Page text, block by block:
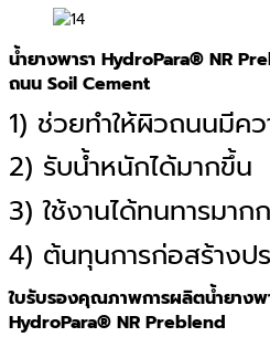
น้ำยางพารา HydroPara® NR
ถนน Soil Cement
1) ช่วยทำให้ผิวถนนมีค
2) รับน้ำหนักได้มากขึ้น
3) ใช้งานได้ทนทารมาก
4) ต้นทุนการก่อสร้างป
ใบรับรองคุณภาพการผลิตน้ำยางพ
HydroPara® NR Preblend